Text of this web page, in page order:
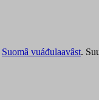
Suomâ vuáđulaavâst.